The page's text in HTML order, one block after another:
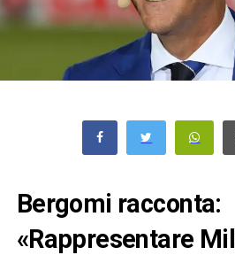
Bergomi racconta:
«Rappresentare